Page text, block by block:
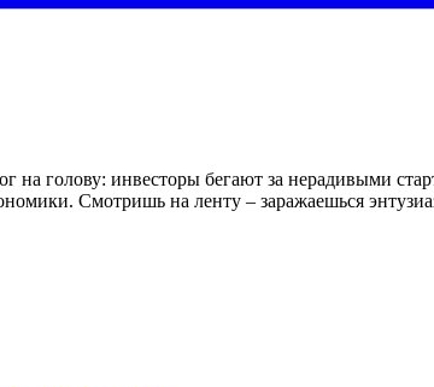
на голову: инвесторы бегают за нерадивыми
Смотришь на ленту – заражаешься